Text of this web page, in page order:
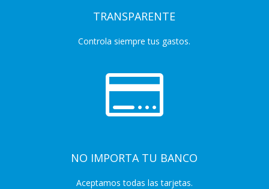
TRANSPARENTE
Controla siempre tus gastos.

NO IMPORTA TU BANCO
Aceptamos todas las tarjetas.